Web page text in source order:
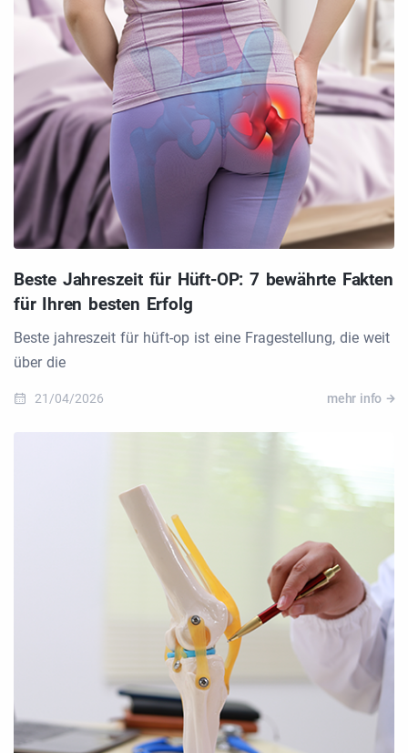
Beste Jahreszeit für Hüft-OP: 7 bewährte Fakten
für Ihren besten Erfolg
Beste jahreszeit für hüft-op ist eine Fragestellung, die weit
über die
21/04/2026 mehr info